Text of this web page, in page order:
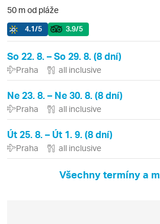
50 m od pláže
4.1/5 3.9/5
So 22. 8. – So 29. 8. (8 dní)
Praha all inclusive
Ne 23. 8. – Ne 30. 8. (8 dní)
Praha all inclusive
Út 25. 8. – Út 1. 9. (8 dní)
Praha all inclusive
Všechny termíny a